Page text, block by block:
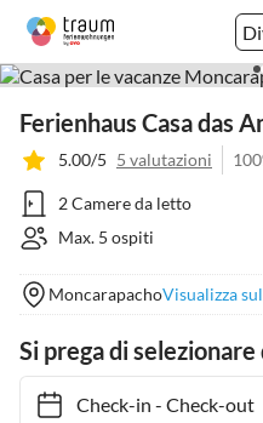
Ferienhaus Casa das
5.00/5 5 valutazioni
2 Camere da letto
Max. 5 ospiti
MoncarapachoVisualizza
Si prega di
Check-in- Check-out